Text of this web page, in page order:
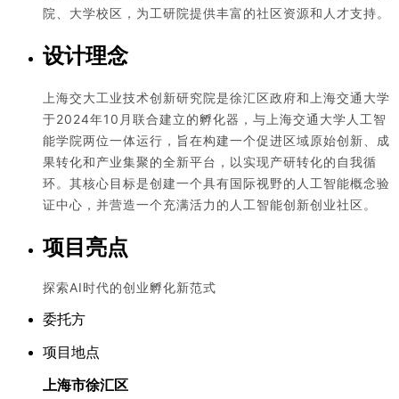
院、大学校区，为工研院提供丰富的社区资源和人才支持。
设计理念
上海交大工业技术创新研究院是徐汇区政府和上海交通大学
于2024年10月联合建立的孵化器，与上海交通大学人工智
能学院两位一体运行，旨在构建一个促进区域原始创新、成
果转化和产业集聚的全新平台，以实现产研转化的自我循
环。其核心目标是创建一个具有国际视野的人工智能概念验
证中心，并营造一个充满活力的人工智能创新创业社区。
项目亮点
探索AI时代的创业孵化新范式
委托方
项目地点
上海市徐汇区